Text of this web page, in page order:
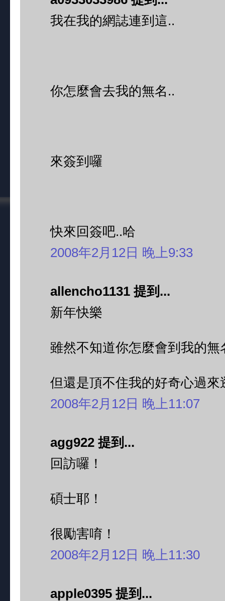
我在我的網誌連到這..
你怎麼會去我的無名..
來簽到囉
快來回簽吧..哈
2008年2月12日 晚上9:33
allencho1131 提到...
新年快樂
雖然不知道你怎麼會到我的無
但還是頂不住我的好奇心過來
2008年2月12日 晚上11:07
agg922 提到...
回訪囉！
碩士耶！
很勵害唷！
2008年2月12日 晚上11:30
apple0395 提到...